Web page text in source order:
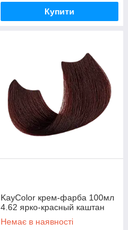
Купити
KayColor крем-фарба 100мл
4.62 ярко-красный каштан
Немає в наявності